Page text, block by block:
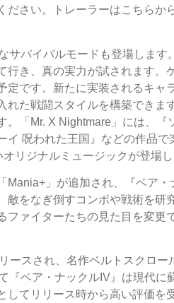
ださい。トレーラーはこちらか
サバイバルモードも登場しま
行き、真の実力が試されます。
定です。新たに実装されるキャ
れた戦闘スタイルを構築できま
。「Mr. X Nightmare」には、『
イ 呪われた王国』などの作品
リジナルミュージックが登場し
Mania+」が追加され、『ベア
敵をなぎ倒すコンボや戦術を研
ファイターたちの見た目を変更
ースされ、名作ベルトスクロ
『ベア・ナックルIV』は現代に
してリリース時から高い評価を